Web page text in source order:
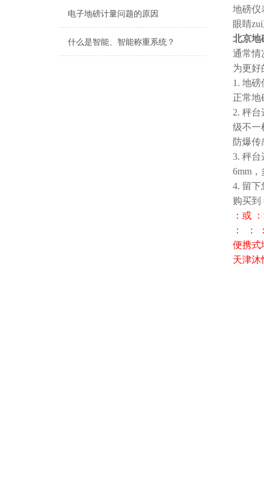
电子地磅计量问题的原因
什么是智能、智能称重系统？
地磅仪
眼睛
北京地
通常情
为更好
1. 地
正常地
2. 秤
级不一
防爆
3. 秤台
6mm
4. 留
购买
：或
： ：
便携式
天津沐